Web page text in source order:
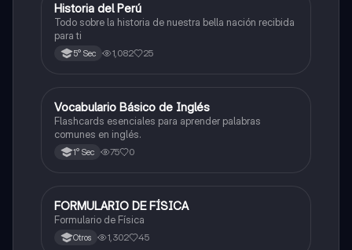
Ciencias Sociales
Historia del Perú
Todo sobre la historia de nuestra bella nación recibida
para ti
5° Sec 1,082 25
VInglés
Vocabulario Básico de Inglés
Flashcards esenciales para aprender palabras
comunes en inglés.
1° Sec 75 0
Física
FORMULARIO DE FÍSICA
Formulario de Física
Otros 1,302 45